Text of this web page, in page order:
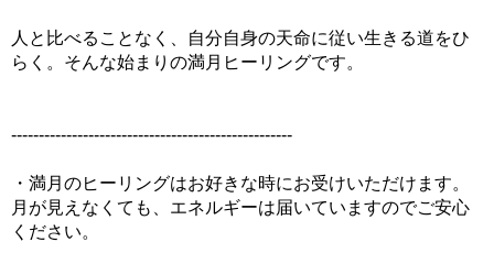
人と比べることなく、自分自身の天命に従い生きる道をひ
らく。そんな始まりの満月ヒーリングです。
---------------------------------------------------
・満月のヒーリングはお好きな時にお受けいただけます。
月が見えなくても、エネルギーは届いていますのでご安心
ください。